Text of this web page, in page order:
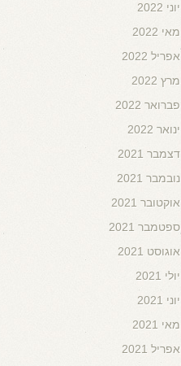
יוני 2022
מאי 2022
אפריל 2022
מרץ 2022
פברואר 2022
ינואר 2022
דצמבר 2021
נובמבר 2021
אוקטובר 2021
ספטמבר 2021
אוגוסט 2021
יולי 2021
יוני 2021
מאי 2021
אפריל 2021